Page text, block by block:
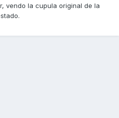
vendo la cupula original de la